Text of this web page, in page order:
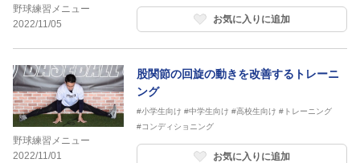
野球練習メニュー
2022/11/05
お気に入りに追加
野球練習メニュー
2022/11/01
股関節の回旋の動きを改善するトレーニ
ング
#小学生向け #中学生向け #高校生向け #トレーニング
#コンディショニング
お気に入りに追加